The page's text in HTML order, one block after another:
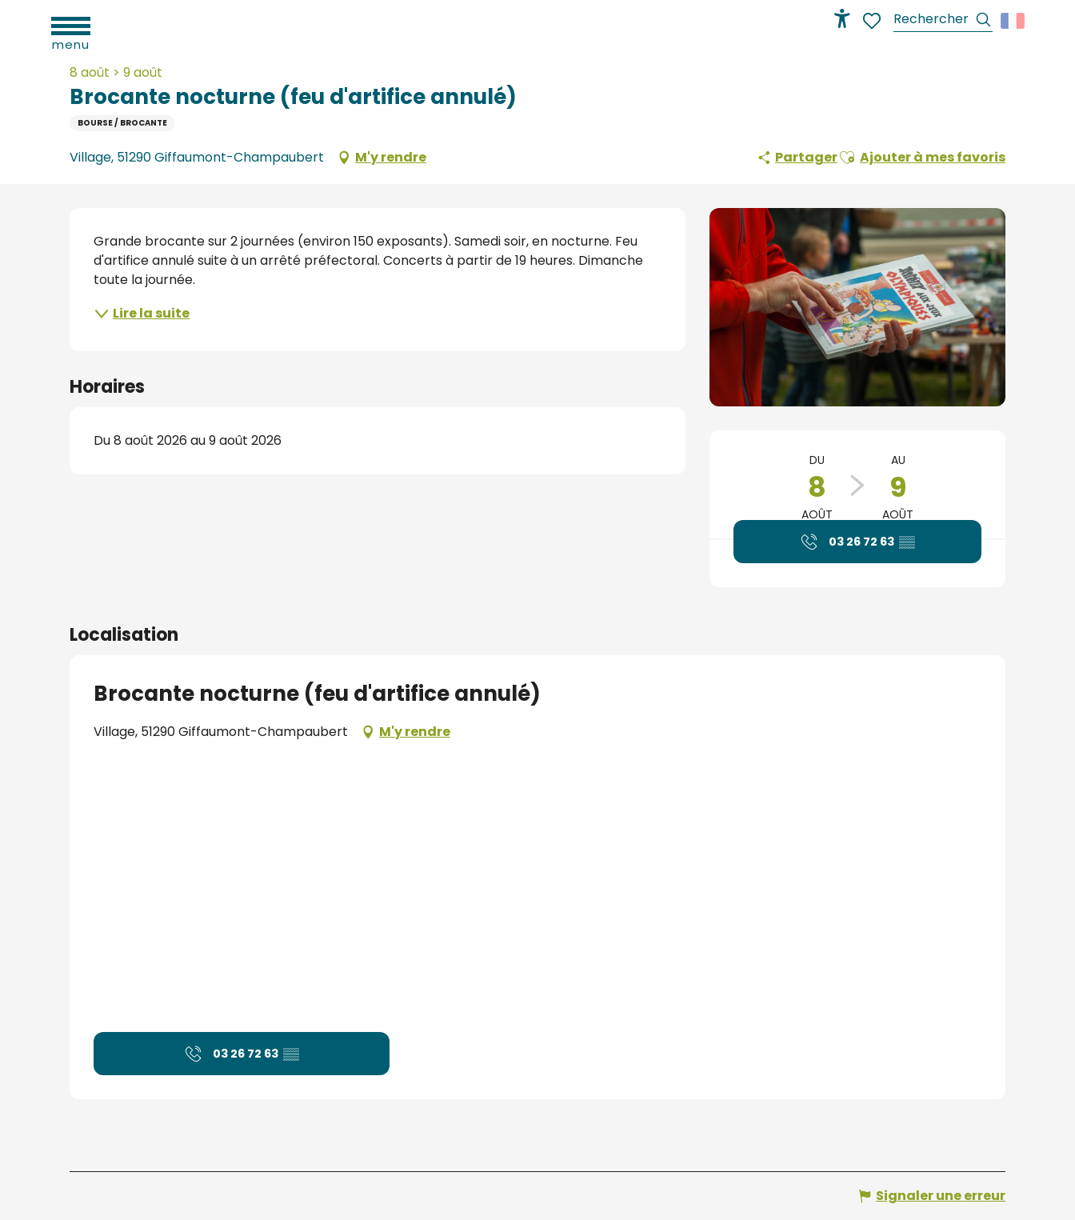
contenu
Recherche
menu
Accueil
8 août > 9 août
Brocante nocturne (feu d'artifice annulé)
BOURSE / BROCANTE
Village, 51290 Giffaumont-Champaubert M'y rendre PartagerAjouter aux favoris
Ajouter à mes favoris
Ouverture et
DU
8
AOÛT
AU
9
AOÛT
03 26 72 63 ▒▒
Description
Grande brocante sur 2 journées (environ 150 exposants). Samedi soir, en nocturne. Feu
d'artifice annulé suite à un arrêté préfectoral. Concerts à partir de 19 heures. Dimanche
toute la journée.
Lire la suite
Horaires
Du 8 août 2026 au 9 août 2026
Localisation
Brocante nocturne (feu d'artifice annulé)
Village, 51290 Giffaumont-Champaubert M'y rendre
03 26 72 63 ▒▒
Signaler une erreur